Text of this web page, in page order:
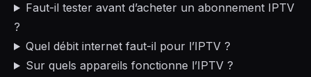
Faut-il tester avant d’acheter un abonnement IPTV
?
Quel débit internet faut-il pour l’IPTV ?
Sur quels appareils fonctionne l’IPTV ?